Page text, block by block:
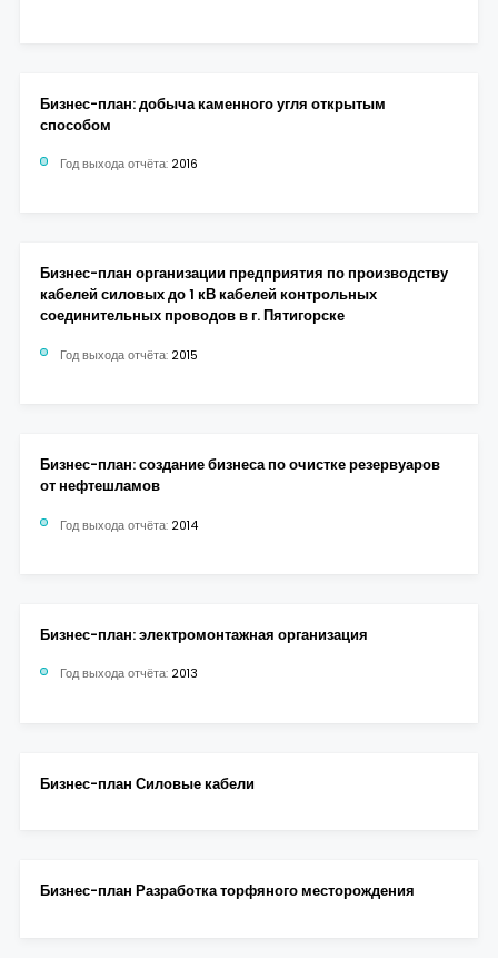
Бизнес-план: добыча каменного угля открытым
способом
Год выхода отчёта: 2016
Бизнес-план организации предприятия по производству
кабелей силовых до 1 кВ кабелей контрольных
соединительных проводов в г. Пятигорске
Год выхода отчёта: 2015
Бизнес-план: создание бизнеса по очистке резервуаров
от нефтешламов
Год выхода отчёта: 2014
Бизнес-план: электромонтажная организация
Год выхода отчёта: 2013
Бизнес-план Силовые кабели
Бизнес-план Разработка торфяного месторождения